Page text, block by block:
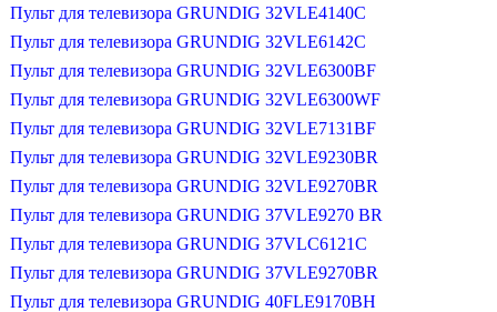
Пульт для телевизора GRUNDIG 32VLE4140C
Пульт для телевизора GRUNDIG 32VLE6142C
Пульт для телевизора GRUNDIG 32VLE6300BF
Пульт для телевизора GRUNDIG 32VLE6300WF
Пульт для телевизора GRUNDIG 32VLE7131BF
Пульт для телевизора GRUNDIG 32VLE9230BR
Пульт для телевизора GRUNDIG 32VLE9270BR
Пульт для телевизора GRUNDIG 37VLE9270 BR
Пульт для телевизора GRUNDIG 37VLC6121C
Пульт для телевизора GRUNDIG 37VLE9270BR
Пульт для телевизора GRUNDIG 40FLE9170BH